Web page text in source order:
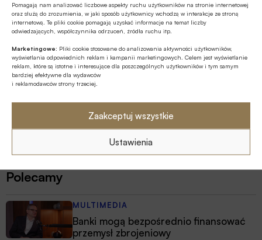
Pomagają nam analizować liczbowe aspekty ruchu użytkowników na stronie internetowej
oraz służą do zrozumienia, w jaki sposób użytkownicy wchodzą w interakcje ze stroną
internetową. Te pliki cookie pomagają uzyskać informacje na temat liczby
odwiedzających, współczynnika odrzuceń, źródła ruchu itp.
Marketingowe: Pliki cookie stosowane do analizowania aktywności użytkowników,
wyświetlania odpowiednich reklam i kampanii marketingowych. Celem jest wyświetlanie
reklam, które są istotne i interesujące dla poszczególnych użytkowników i tym samym
bardziej efektywne dla wydawców
i reklamodawców strony trzeciej.
Zaakceptuj wszystkie
Ustawienia
Jan Ruszkowski
Źródło
Konfederacja Lewiatan
Polecamy
MULTIMEDIA
Banki mogą bezpośrednio finansować
przemysł zbrojeniowy